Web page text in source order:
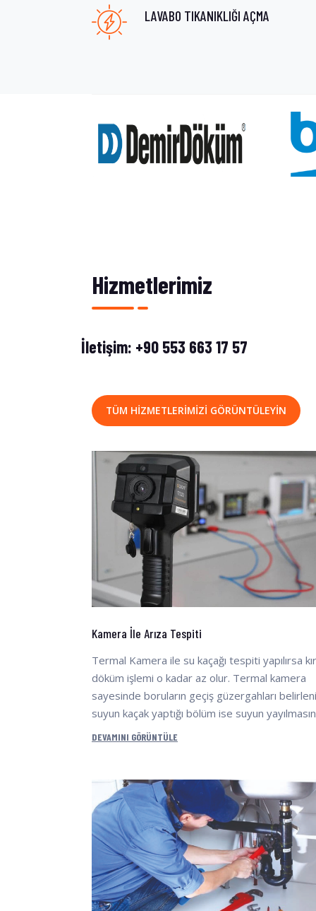
LAVABO TIKANIKLIĞI AÇMA
Hizmetlerimiz
İletişim: +90 553 663 17 57
TÜM HIZMETLERIMIZI GÖRÜNTÜLEYIN
Kamera İle Arıza Tespiti
Termal Kamera ile su kaçağı tespiti yapılırsa
döküm işlemi o kadar az olur. Termal kamera
sayesinde boruların geçiş güzergahları
suyun kaçak yaptığı bölüm ise suyun
DEVAMINI GÖRÜNTÜLE